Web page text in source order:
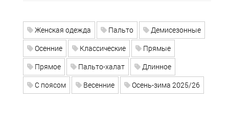
Женская одежда Пальто
Демисезонные
Осенние
Классические
Прямые
Прямое
Пальто-халат
Длинное
С поясом
Весенние Осень-зима 2025/26